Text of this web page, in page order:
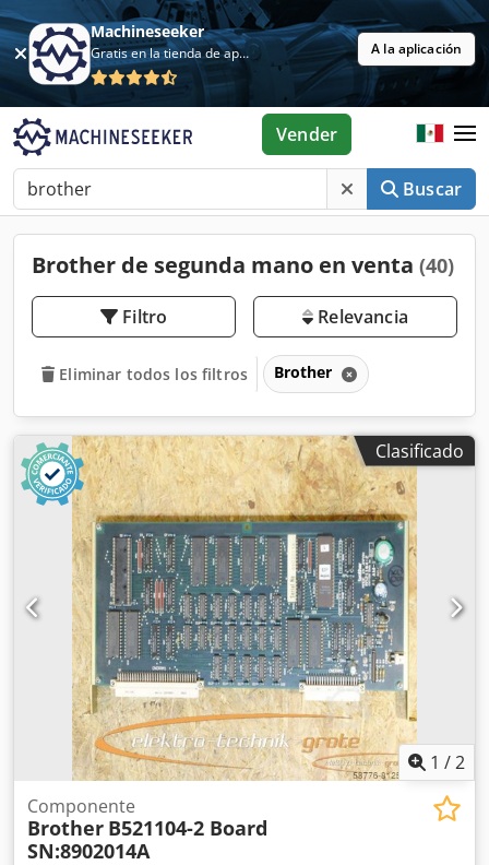
Machineseeker
Gratis en la tienda de aplicaciones A la aplicación
Buscar
Vender
Brother de segunda mano en venta (40)
Filtro Relevancia
Eliminar todos los filtros Brother
Clasificado
1 /2
Componente
Brother B521104-2 Board
SN:8902014A